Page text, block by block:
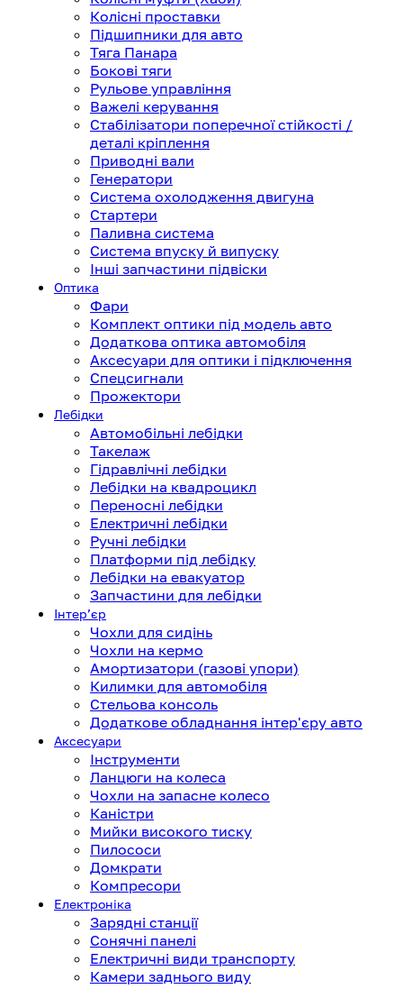
Колісні проставки
Підшипники для авто
Тяга Панара
Бокові тяги
Рульове управління
Важелі керування
Стабілізатори поперечної стійкості /
деталі кріплення
Приводні вали
Генератори
Система охолодження двигуна
Стартери
Паливна система
Система впуску й випуску
Інші запчастини підвіски
Оптика
Фари
Комплект оптики під модель авто
Додаткова оптика автомобіля
Аксесуари для оптики і підключення
Спецсигнали
Прожектори
Лебідки
Автомобільні лебідки
Такелаж
Гідравлічні лебідки
Лебідки на квадроцикл
Переносні лебідки
Електричні лебідки
Ручні лебідки
Платформи під лебідку
Лебідки на евакуатор
Запчастини для лебідки
Інтерʼєр
Чохли для сидінь
Чохли на кермо
Амортизатори (газові упори)
Килимки для автомобіля
Стельова консоль
Додаткове обладнання інтер'єру авто
Аксесуари
Інструменти
Ланцюги на колеса
Чохли на запасне колесо
Каністри
Мийки високого тиску
Пилососи
Домкрати
Компресори
Електроніка
Зарядні станції
Сонячні панелі
Електричні види транспорту
Камери заднього виду